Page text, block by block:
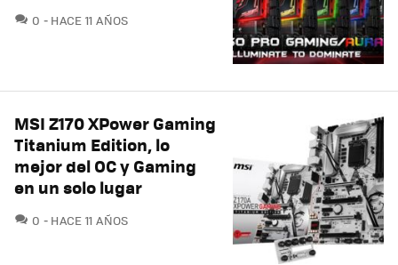
0 COMENTARIOS
HACE 11 AÑOS
MSI Z170 XPower Gaming
Titanium Edition, lo
mejor del OC y Gaming
en un solo lugar
0 COMENTARIOS
HACE 11 AÑOS